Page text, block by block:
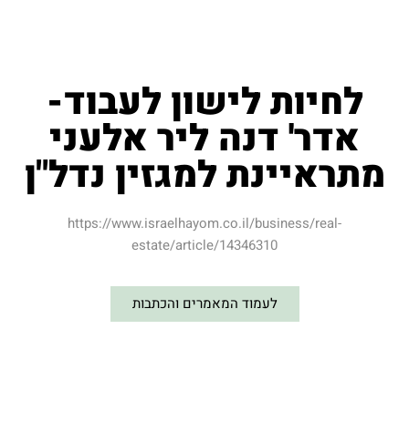
לחיות לישון לעבוד-
אדר' דנה ליר אלעני
מתראיינת למגזין נדל"ן
https://www.israelhayom.co.il/business/real-
estate/article/14346310
לעמוד המאמרים והכתבות